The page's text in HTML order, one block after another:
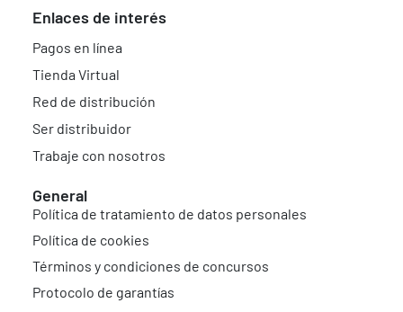
Enlaces de interés
Pagos en línea
Tienda Virtual
Red de distribución
Ser distribuidor
Trabaje con nosotros
General
Política de tratamiento de datos personales
Política de cookies
Términos y condiciones de concursos
Protocolo de garantías